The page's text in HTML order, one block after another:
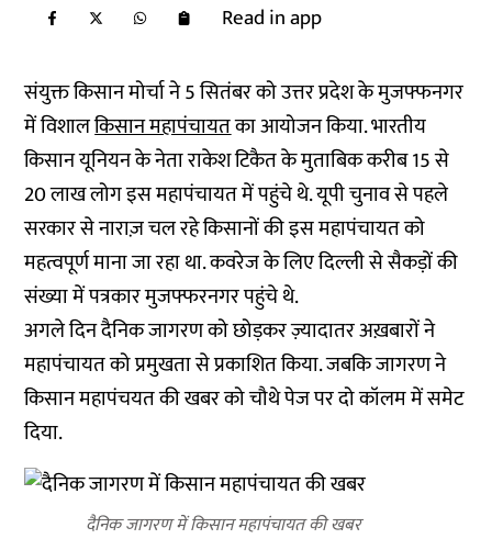
Read in app
संयुक्त किसान मोर्चा ने 5 सितंबर को उत्तर प्रदेश के मुजफ्फनगर
में विशालकिसान महापंचायतका आयोजन किया. भारतीय
किसान यूनियन के नेता राकेश टिकैत के मुताबिक करीब 15 से
20 लाख लोग इस महापंचायत में पहुंचे थे. यूपी चुनाव से पहले
सरकार से नाराज़ चल रहे किसानों की इस महापंचायत को
महत्वपूर्ण माना जा रहा था. कवरेज के लिए दिल्ली से सैकड़ों की
संख्या में पत्रकार मुजफ्फरनगर पहुंचे थे.
अगले दिन दैनिक जागरण को छोड़कर ज़्यादातर अख़बारों ने
महापंचायत को प्रमुखता से प्रकाशित किया. जबकि जागरण ने
किसान महापंचयत की खबर को चौथे पेज पर दो कॉलम में समेट
दिया.
दैनिक जागरण में किसान महापंचायत की खबर